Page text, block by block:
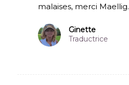
malaises, merci Maellig.
Ginette
Traductrice